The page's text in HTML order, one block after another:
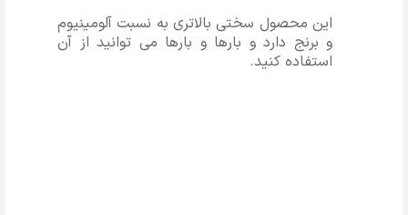
این محصول سختی بالاتری به نسبت آلومینیوم
و برنج دارد و بارها و بارها می توانید از آن
استفاده کنید.